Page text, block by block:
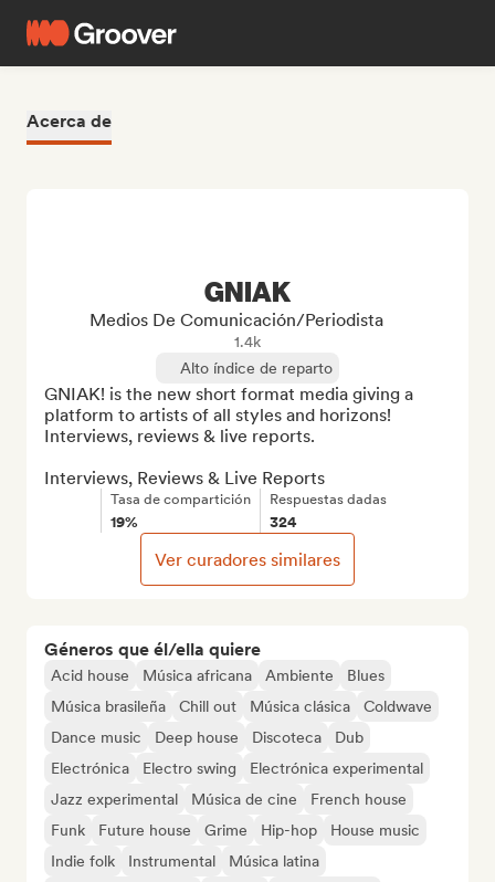
Acerca de
Géneros que él/ella quiere
Acid house Música africana Ambiente
Blues
Música brasileña
Chill out Música clásica
Coldwave
Dance music
Deep house Discoteca
Dub
Electrónica
Electro swing
Electrónica experimental
Jazz experimental
Música de cine
French house
Funk
Future house Grime Hip-hop
House music
Indie folk
Instrumental
Música latina
GNIAK
Medios De Comunicación/Periodista
1.4k
Alto índice de reparto
GNIAK! is the new short format media giving a
platform to artists of all styles and horizons!
Interviews, reviews & live reports.
Interviews, Reviews & Live Reports
Tasa de compartición
19%
Respuestas dadas
324
Ver curadores similares